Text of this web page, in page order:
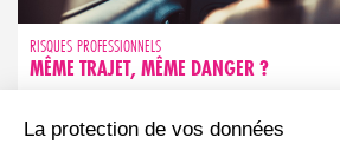
RISQUES PROFESSIONNELS
MÊME TRAJET, MÊME DANGER ?
Trajet familier ne rime pas avec sécurité
réflexes simples pour garder votre